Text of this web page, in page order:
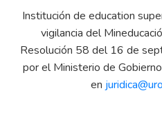
Institución de education
vigilancia del
Resolución 58 del 16 de
por el Ministerio de
en